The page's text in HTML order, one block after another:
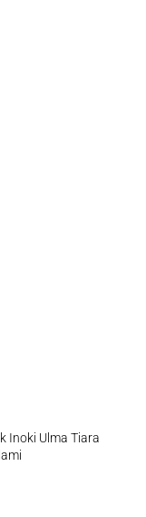
Inoki Ulma Tiara